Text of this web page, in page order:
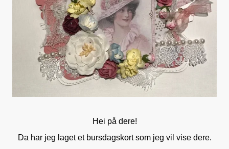
Hei på dere!
Da har jeg laget et bursdagskort som jeg vil vise dere.